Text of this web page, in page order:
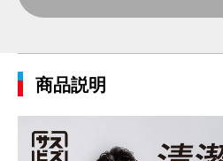
商品説明